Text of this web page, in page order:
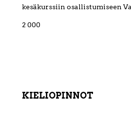
kesäkurssiin osallistumiseen
2 000
KIELIOPINNOT